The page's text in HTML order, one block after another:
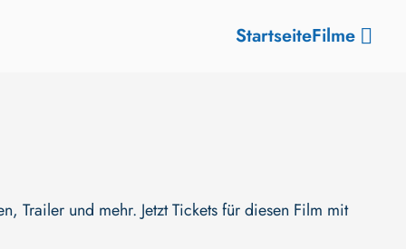
StartseiteFilme
Trailer und mehr. Jetzt Tickets für diesen Film mit